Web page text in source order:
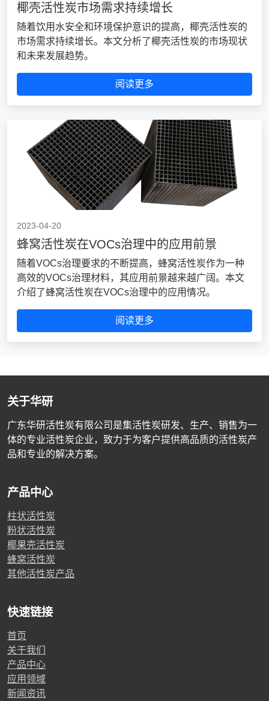
椰壳活性炭市场需求持续增长
随着饮用水安全和环境保护意识的提高，椰壳活性炭的
市场需求持续增长。本文分析了椰壳活性炭的市场现状
和未来发展趋势。
阅读更多
2023-04-20
蜂窝活性炭在VOCs治理中的应用前景
随着VOCs治理要求的不断提高，蜂窝活性炭作为一种
高效的VOCs治理材料，其应用前景越来越广阔。本文
介绍了蜂窝活性炭在VOCs治理中的应用情况。
阅读更多
关于华研
广东华研活性炭有限公司是集活性炭研发、生产、销售为一
体的专业活性炭企业，致力于为客户提供高品质的活性炭产
品和专业的解决方案。
产品中心
柱状活性炭
粉状活性炭
椰果壳活性炭
蜂窝活性炭
其他活性炭产品
快速链接
首页
关于我们
产品中心
应用领域
新闻资讯